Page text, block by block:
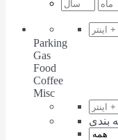
Parking
Gas
Food
Coffee
Misc
بندی